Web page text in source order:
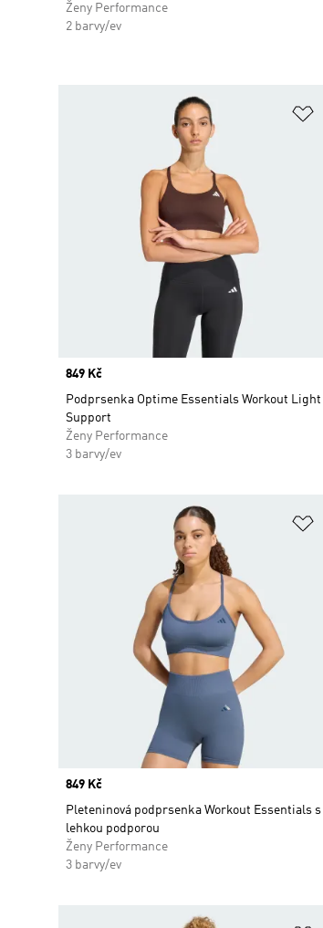
Ženy Performance
2 barvy/ev
Price
849 Kč
Podprsenka Optime Essentials Workout Light
Support
Ženy Performance
3 barvy/ev
Price
849 Kč
Pleteninová podprsenka Workout Essentials s
lehkou podporou
Ženy Performance
3 barvy/ev